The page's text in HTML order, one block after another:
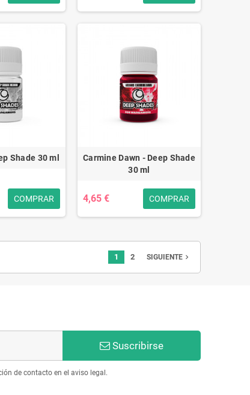
Shade 30 ml
COMPRAR
Carmine Dawn - Deep Shade
30 ml
4,65 € COMPRAR
1 2 SIGUIENTEnavigate_next
Suscribirse
de contacto en el aviso legal.